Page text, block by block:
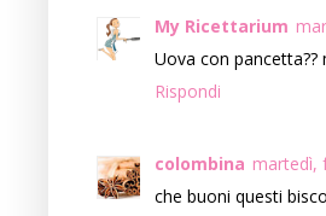
My Ricettarium
Uova con
Rispondi
colombina martedì,
che buoni questi